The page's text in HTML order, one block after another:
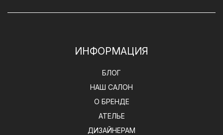
ИНФОРМАЦИЯ
БЛОГ
НАШ САЛОН
О БРЕНДЕ
АТЕЛЬЕ
ДИЗАЙНЕРАМ